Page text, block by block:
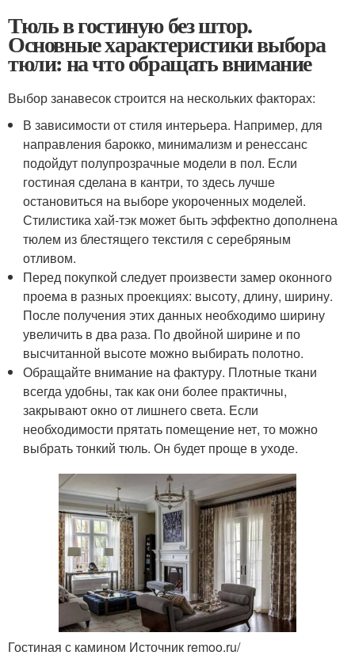
Тюль в гостиную без штор.
Основные характеристики выбора
тюли: на что обращать внимание
Выбор занавесок строится на нескольких факторах:
В зависимости от стиля интерьера. Например, для
направления барокко, минимализм и ренессанс
подойдут полупрозрачные модели в пол. Если
гостиная сделана в кантри, то здесь лучше
остановиться на выборе укороченных моделей.
Стилистика хай-тэк может быть эффектно дополнена
тюлем из блестящего текстиля с серебряным
отливом.
Перед покупкой следует произвести замер оконного
проема в разных проекциях: высоту, длину, ширину.
После получения этих данных необходимо ширину
увеличить в два раза. По двойной ширине и по
высчитанной высоте можно выбирать полотно.
Обращайте внимание на фактуру. Плотные ткани
всегда удобны, так как они более практичны,
закрывают окно от лишнего света. Если
необходимости прятать помещение нет, то можно
выбрать тонкий тюль. Он будет проще в уходе.
Гостиная с камином Источник remoo.ru/